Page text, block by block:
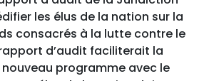
les élus de la nation sur la
consacrés à la lutte contre le
d’audit faciliterait la
nouveau programme avec le